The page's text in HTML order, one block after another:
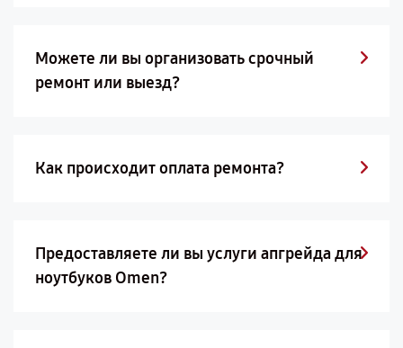
Можете ли вы организовать срочный
ремонт или выезд?
Как происходит оплата ремонта?
Предоставляете ли вы услуги апгрейда для
ноутбуков Omen?